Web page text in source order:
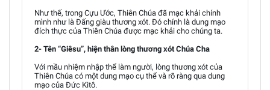
Như thế, trong Cựu Ước, Thiên Chúa đã mạc khải chính
mình như là Đấng giàu thương xót. Đó chính là dung mạo
đích thực của Thiên Chúa được mạc khải cho chúng ta.
2- Tên “Giêsu”, hiện thân lòng thương xót Chúa Cha
Với mầu nhiệm nhập thể làm người, lòng thương xót của
Thiên Chúa có một dung mạo cụ thể và rõ ràng qua dung
mạo của Đức Kitô.